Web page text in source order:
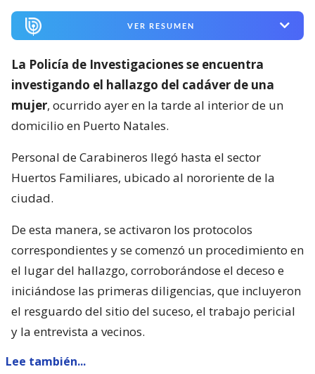
VER RESUMEN
La Policía de Investigaciones se encuentra
investigando el hallazgo del cadáver de una
mujer, ocurrido ayer en la tarde al interior de un
domicilio en Puerto Natales.
Personal de Carabineros llegó hasta el sector
Huertos Familiares, ubicado al nororiente de la
ciudad.
De esta manera, se activaron los protocolos
correspondientes y se comenzó un procedimiento en
el lugar del hallazgo, corroborándose el deceso e
iniciándose las primeras diligencias, que incluyeron
el resguardo del sitio del suceso, el trabajo pericial
y la entrevista a vecinos.
Lee también...